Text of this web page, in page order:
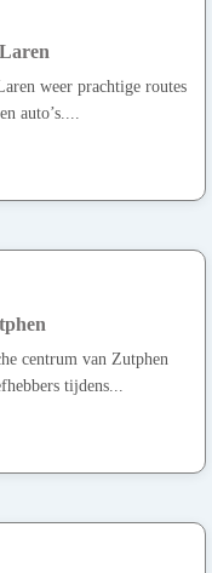
weer prachtige routes
auto’s....
centrum van Zutphen
tijdens...